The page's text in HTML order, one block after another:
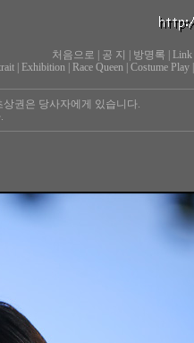
처음으로 공 지 방명록 Link|
| Exhibition| Race Queen| Costume Play|
권은 당사자에게 있습니다.